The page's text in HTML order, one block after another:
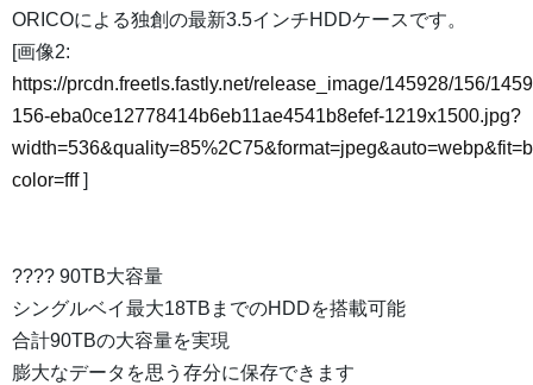
ORICOによる独創の最新3.5インチHDDケースです。
[画像2:
https://prcdn.freetls.fastly.net/release_image/145928/156/
156-eba0ce12778414b6eb11ae4541b8efef-1219x1500.jpg?
color=fff]
???? 90TB大容量
シングルベイ最大18TBまでのHDDを搭載可能
合計90TBの大容量を実現
膨大なデータを思う存分に保存できます